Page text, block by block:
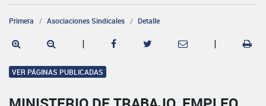
Primera Asociaciones Sindicales Detalle
| |
VER PÁGINAS PUBLICADAS